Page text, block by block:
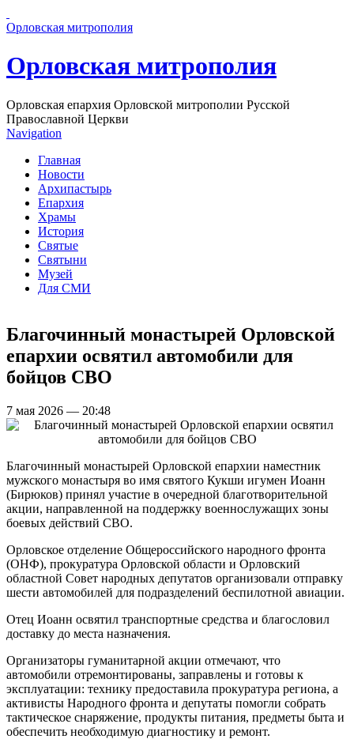
Орловская митрополия
Орловская митрополия
Орловская епархия Орловской митрополии Русской
Православной Церкви
Navigation
Главная
Новости
Архипастырь
Епархия
Храмы
История
Святые
Святыни
Музей
Для СМИ
Благочинный монастырей Орловской
епархии освятил автомобили для
бойцов СВО
7 мая 2026 — 20:48
Благочинный монастырей Орловской епархии наместник
мужского монастыря во имя святого Кукши игумен Иоанн
(Бирюков) принял участие в очередной благотворительной
акции, направленной на поддержку военнослужащих зоны
боевых действий СВО.
Орловское отделение Общероссийского народного фронта
(ОНФ), прокуратура Орловской области и Орловский
областной Совет народных депутатов организовали отправку
шести автомобилей для подразделений беспилотной авиации.
Отец Иоанн освятил транспортные средства и благословил
доставку до места назначения.
Организаторы гуманитарной акции отмечают, что
автомобили отремонтированы, заправлены и готовы к
эксплуатации: технику предоставила прокуратура региона, а
активисты Народного фронта и депутаты помогли собрать
тактическое снаряжение, продукты питания, предметы быта и
обеспечить необходимую диагностику и ремонт.